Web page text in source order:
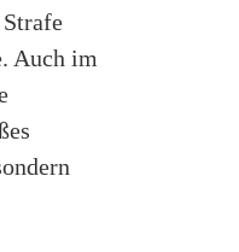
Auch im